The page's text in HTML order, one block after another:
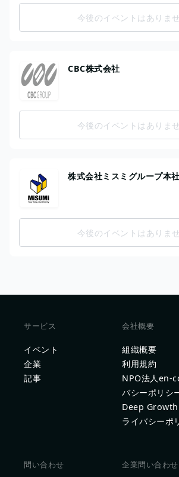
今後のイベントはありま
CBC株式会社
今後のイベントはありま
株式会社ミスミグループ本社
今後のイベントはありま
サービス
イベント
企業
記事
会社概要
組織概要
利用規約
NPO法人en-
バシーポリシ
Deep
ライバシーポ
問い合わせ 企業問い合わせ